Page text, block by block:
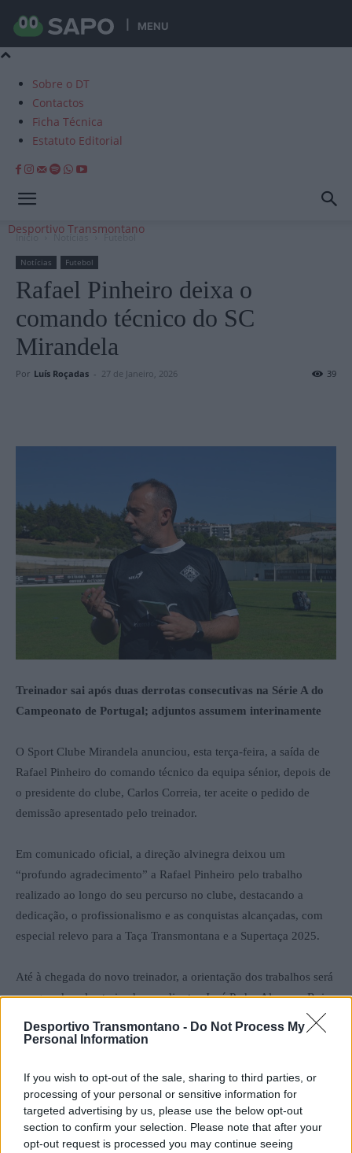
Desportivo Transmontano - Do Not Process My
Personal Information
If you wish to opt-out of the sale, sharing to third parties, or
processing of your personal or sensitive information for
targeted advertising by us, please use the below opt-out
section to confirm your selection. Please note that after your
opt-out request is processed you may continue seeing
MENU
Sobre o DT
Contactos
Ficha Técnica
Estatuto Editorial
Desportivo Transmontano
Início Notícias Futebol
Notícias Futebol
Rafael Pinheiro deixa o
comando técnico do SC
Mirandela
Por Luís Roçadas - 27 de Janeiro, 2026 39
Treinador sai após duas derrotas consecutivas na Série A do
Campeonato de Portugal; adjuntos assumem interinamente
O Sport Clube Mirandela anunciou, esta terça-feira, a saída de
Rafael Pinheiro do comando técnico da equipa sénior, depois de
o presidente do clube, Carlos Correia, ter aceite o pedido de
demissão apresentado pelo treinador.
Em comunicado oficial, a direção alvinegra deixou um
“profundo agradecimento” a Rafael Pinheiro pelo trabalho
realizado ao longo do seu percurso no clube, destacando a
dedicação, o profissionalismo e as conquistas alcançadas, com
especial relevo para a Taça Transmontana e a Supertaça 2025.
Até à chegada do novo treinador, a orientação dos trabalhos será
assegurada pelos treinadores-adjuntos José Pedro Alonso e Rui
classificação, com 22 pontos, e vem de uma derrota caseira
frente ao Vilaverdense, por 2-0, em jogo referente à 16.ª jornada
da Serie A do Campeonato de Portugal, disputado no passado
domingo.